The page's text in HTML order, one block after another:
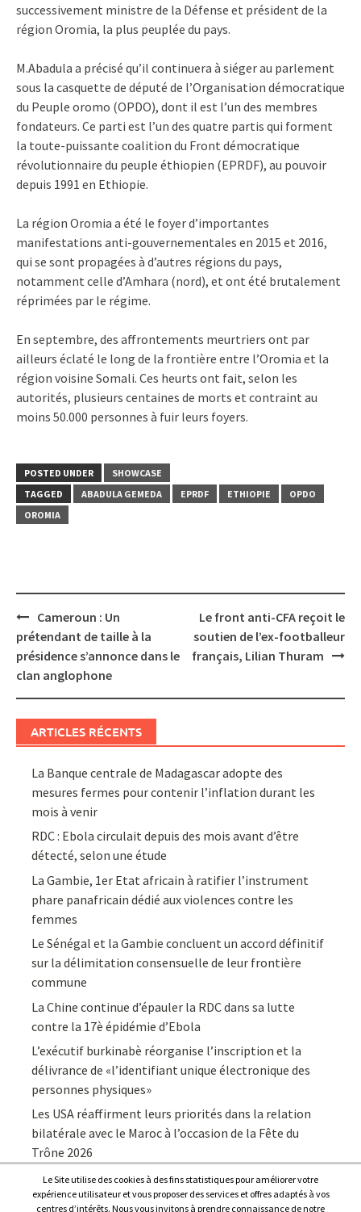
successivement ministre de la Défense et président de la
région Oromia, la plus peuplée du pays.
M.Abadula a précisé qu’il continuera à siéger au parlement
sous la casquette de député de l’Organisation démocratique
du Peuple oromo (OPDO), dont il est l’un des membres
fondateurs. Ce parti est l’un des quatre partis qui forment
la toute-puissante coalition du Front démocratique
révolutionnaire du peuple éthiopien (EPRDF), au pouvoir
depuis 1991 en Ethiopie.
La région Oromia a été le foyer d’importantes
manifestations anti-gouvernementales en 2015 et 2016,
qui se sont propagées à d’autres régions du pays,
notamment celle d’Amhara (nord), et ont été brutalement
réprimées par le régime.
En septembre, des affrontements meurtriers ont par
ailleurs éclaté le long de la frontière entre l’Oromia et la
région voisine Somali. Ces heurts ont fait, selon les
autorités, plusieurs centaines de morts et contraint au
moins 50.000 personnes à fuir leurs foyers.
POSTED UNDER
SHOWCASE
TAGGED
ABADULA GEMEDA EPRDF ETHIOPIE
OPDO
OROMIA
Post
navigation
Cameroun : Un
prétendant de taille à la
présidence s’annonce dans le
clan anglophone
Le front anti-CFA reçoit le
soutien de l’ex-footballeur
français, Lilian Thuram
ARTICLES RÉCENTS
La Banque centrale de Madagascar adopte des
mesures fermes pour contenir l’inflation durant les
mois à venir
RDC : Ebola circulait depuis des mois avant d’être
détecté, selon une étude
La Gambie, 1er Etat africain à ratifier l’instrument
phare panafricain dédié aux violences contre les
femmes
Le Sénégal et la Gambie concluent un accord définitif
sur la délimitation consensuelle de leur frontière
commune
La Chine continue d’épauler la RDC dans sa lutte
contre la 17è épidémie d’Ebola
L’exécutif burkinabè réorganise l’inscription et la
délivrance de «l’identifiant unique électronique des
personnes physiques»
Les USA réaffirment leurs priorités dans la relation
bilatérale avec le Maroc à l’occasion de la Fête du
Trône 2026
Le Site utilise des cookies à des fins statistiques pour améliorer votre
expérience utilisateur et vous proposer des services et offres adaptés à vos
centres d’intérêts. Nous vous invitons à prendre connaissance de notre